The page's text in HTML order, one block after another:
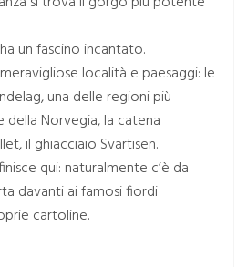
un fascino incantato.
località e paesaggi: le
una delle regioni più
Norvegia, la catena
il ghiacciaio Svartisen.
qui: naturalmente c’è da
davanti ai famosi fiordi
cartoline.